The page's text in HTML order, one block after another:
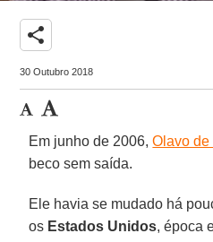
share
30 Outubro 2018
Em junho de 2006,Olavo
beco sem saída.
Ele havia se mudado há
os Estados Unidos, época